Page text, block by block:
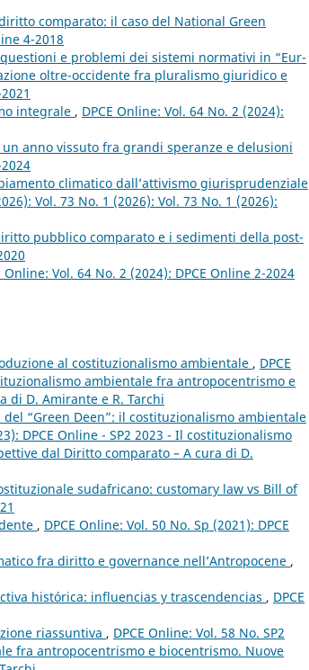
comparato: il caso del National Green
4-2018
e problemi dei sistemi normativi in “Eur-
oltre-occidente fra pluralismo giuridico e
integrale , DPCE Online: Vol. 64 No. 2 (2024):
un anno vissuto fra grandi speranze e delusioni
climatico dall’attivismo giurisprudenziale
Vol. 73 No. 1 (2026): Vol. 73 No. 1 (2026):
pubblico comparato e i sedimenti della post-
Online: Vol. 64 No. 2 (2024): DPCE Online 2-2024
al costituzionalismo ambientale , DPCE
ambientale fra antropocentrismo e
di D. Amirante e R. Tarchi
“Green Deen”: il costituzionalismo ambientale
DPCE Online - SP2 2023 - Il costituzionalismo
dal Diritto comparato – A cura di D.
sudafricano: customary law vs Bill of
, DPCE Online: Vol. 50 No. Sp (2021): DPCE
fra diritto e governance nell’Antropocene ,
histórica: influencias y trascendencias , DPCE
riassuntiva , DPCE Online: Vol. 58 No. SP2
fra antropocentrismo e biocentrismo. Nuove